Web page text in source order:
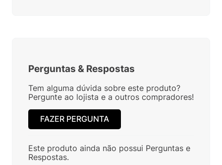
Perguntas & Respostas
Tem alguma dúvida sobre este produto?
Pergunte ao lojista e a outros compradores!
FAZER PERGUNTA
Este produto ainda não possui Perguntas e
Respostas.